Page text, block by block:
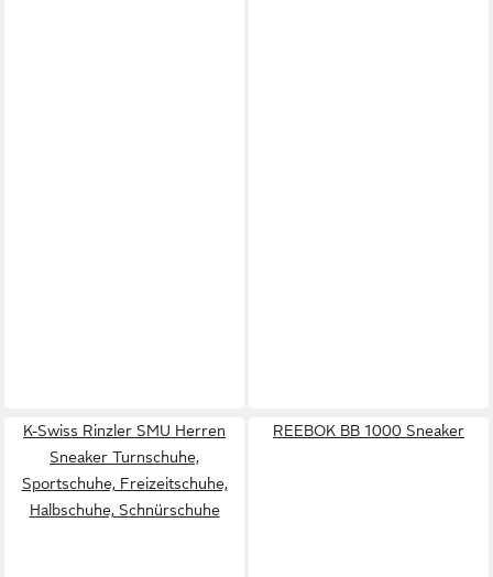
K-Swiss Rinzler SMU Herren
Sneaker Turnschuhe,
Sportschuhe, Freizeitschuhe,
Halbschuhe, Schnürschuhe
REEBOK BB 1000 Sneaker